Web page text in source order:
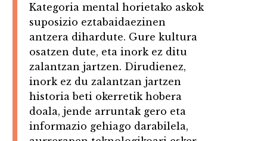
Kategoria mental horietako askok
suposizio eztabaidaezinen
antzera dihardute. Gure kultura
osatzen dute, eta inork ez ditu
zalantzan jartzen. Dirudienez,
inork ez du zalantzan jartzen
historia beti okerretik hobera
doala, jende arruntak gero eta
informazio gehiago darabilela,